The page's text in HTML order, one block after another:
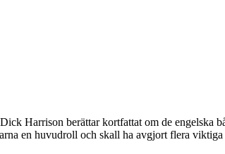
Harrison berättar kortfattat om de
en huvudroll och skall ha avgjort flera